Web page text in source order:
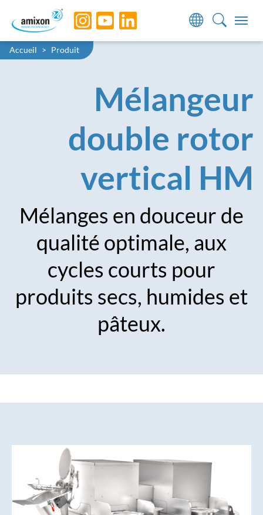
Skip to main navigation
Skip to main content
Skip to page footer
You are here:
Accueil Produit
Mélangeur
double rotor
vertical HM
Mélanges en douceur de
qualité optimale, aux
cycles courts pour
produits secs, humides et
pâteux.